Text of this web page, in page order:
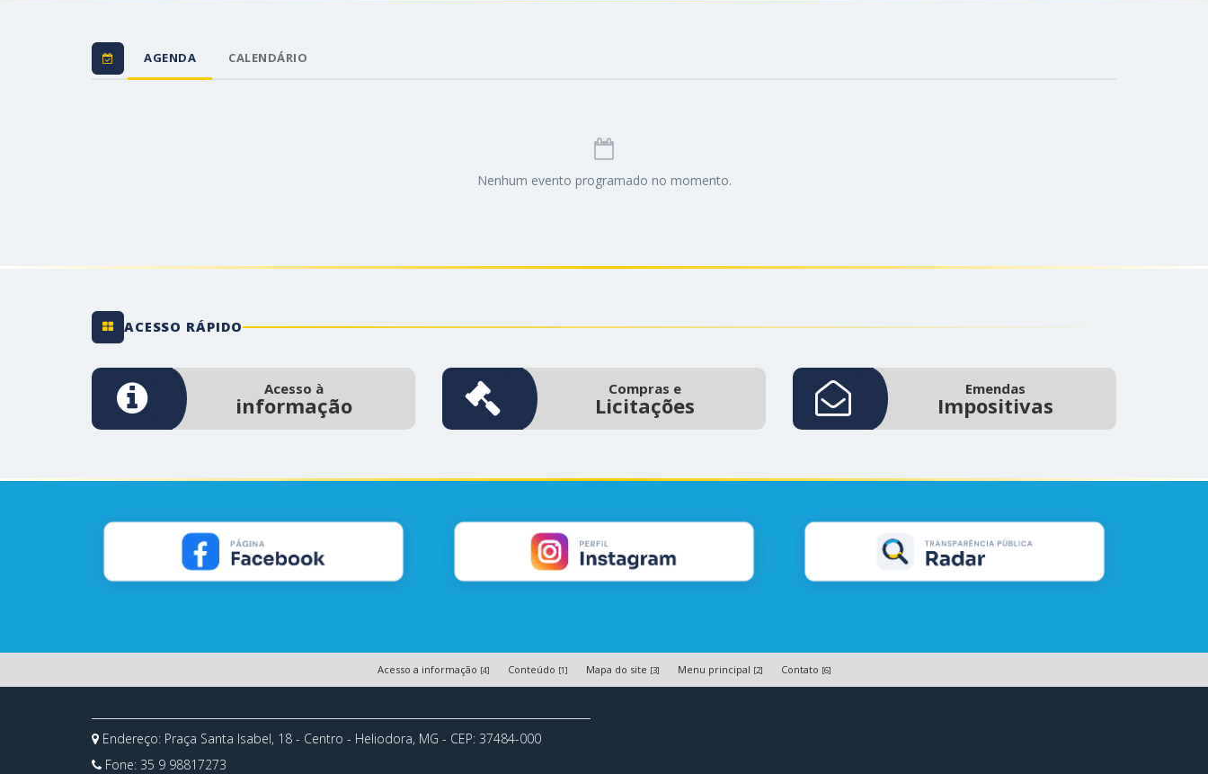
AGENDA CALENDÁRIO
Nenhum evento programado no momento.
ACESSO RÁPIDO
Acesso à
informação
Compras e
Licitações
Emendas
Impositivas
Acesso a informação [4] Conteúdo [1] Mapa do site [3] Menu principal [2] Contato [6]
Endereço: Praça Santa Isabel, 18 - Centro - Heliodora, MG - CEP: 37484-000
Fone: 35 9 98817273